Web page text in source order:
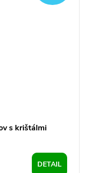
s krištálmi
a okrúhle
DETAIL